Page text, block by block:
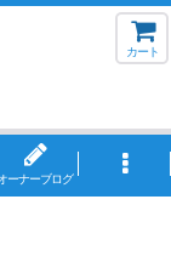
カート
ーナーブログ